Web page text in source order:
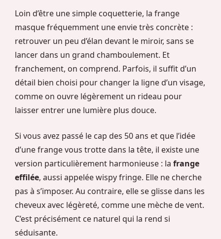
Loin d’être une simple coquetterie, la frange
masque fréquemment une envie très concrète :
retrouver un peu d’élan devant le miroir, sans se
lancer dans un grand chamboulement. Et
franchement, on comprend. Parfois, il suffit d’un
détail bien choisi pour changer la ligne d’un visage,
comme on ouvre légèrement un rideau pour
laisser entrer une lumière plus douce.
Si vous avez passé le cap des 50 ans et que l’idée
d’une frange vous trotte dans la tête, il existe une
version particulièrement harmonieuse : la frange
effilée, aussi appelée wispy fringe. Elle ne cherche
pas à s’imposer. Au contraire, elle se glisse dans les
cheveux avec légèreté, comme une mèche de vent.
C’est précisément ce naturel qui la rend si
séduisante.